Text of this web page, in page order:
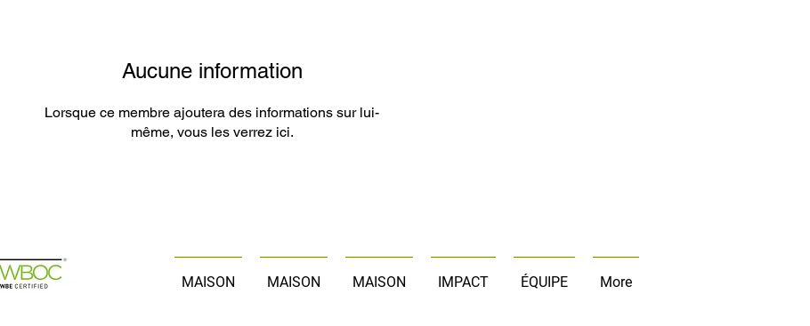
Aucune information
Lorsque ce membre ajoutera des informations sur lui-
même, vous les verrez ici.
MAISON MAISON MAISON IMPACT ÉQUIPE More